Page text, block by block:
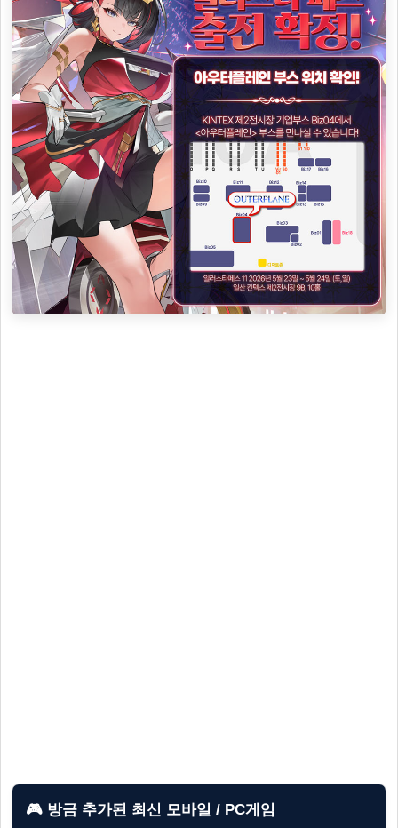
🎮 방금 추가된 최신 모바일 / PC게임